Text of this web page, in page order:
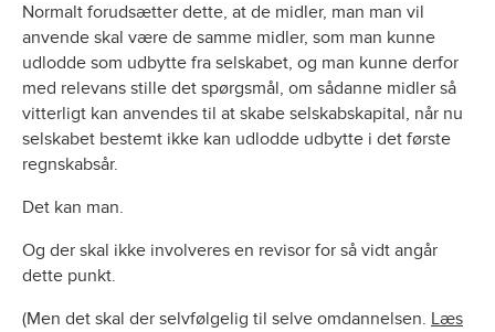
Normalt forudsætter dette, at de midler, man man vil
anvende skal være de samme midler, som man kunne
udlodde som udbytte fra selskabet, og man kunne derfor
med relevans stille det spørgsmål, om sådanne midler så
vitterligt kan anvendes til at skabe selskabskapital, når nu
selskabet bestemt ikke kan udlodde udbytte i det første
regnskabsår.
Det kan man.
Og der skal ikke involveres en revisor for så vidt angår
dette punkt.
(Men det skal der selvfølgelig til selve omdannelsen. Læs